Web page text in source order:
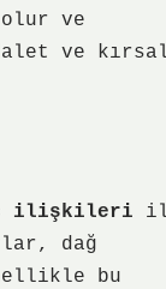
ve
ve
ilişkileri
dağ
bu